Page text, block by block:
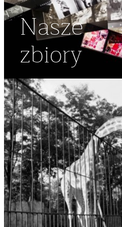
Nasze
zbiory